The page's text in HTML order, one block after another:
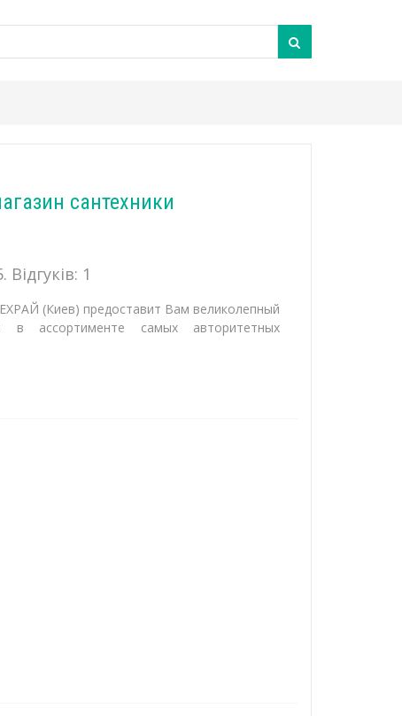
сантехники
Відгуків: 1
(Киев) предоставит Вам великолепный
в ассортименте самых авторитетных